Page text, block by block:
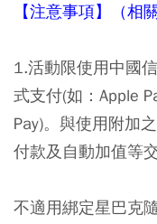
【注意事項】（相
1.活動限使用中國
式支付(如：Apple
Pay)。與使用附加
付款及自動加值等交
不適用綁定星巴克